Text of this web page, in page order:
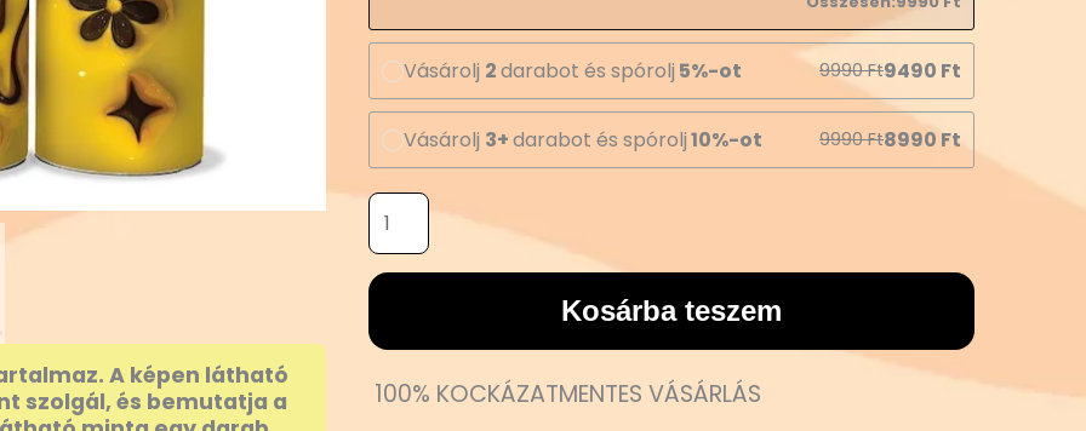
A képen látható
szolgál, és bemutatja a
Vásárolj 2darabot és spórolj 5%-ot 9990Ft9490 Ft
Vásárolj 3+darabot és spórolj10%-ot 9990Ft8990 Ft
Kosárba teszem
100% KOCKÁZATMENTES VÁSÁRLÁS